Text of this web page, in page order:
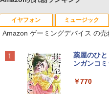
イヤフォン
Anker
ミュージック
BRUCE
[Explicit]
￥250
【
ET ラベル
￥1,112
Amazon ゲーミングデバイス の
薬屋のひ
ンガンコ
￥770